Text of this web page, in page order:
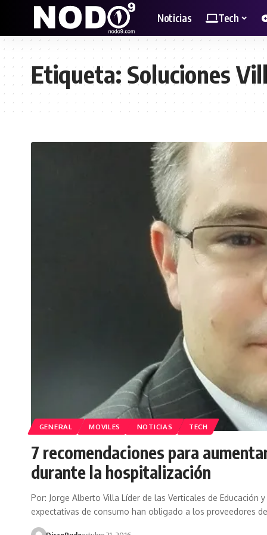
Noticias Tech
Etiqueta: Soluciones
GENERAL MOVILES NOTICIAS TECH
7 recomendaciones para
durante la hospitalización
Por: Jorge Alberto Villa Líder de las Verticales de Educación
expectativas de consumo han obligado a los proveedores